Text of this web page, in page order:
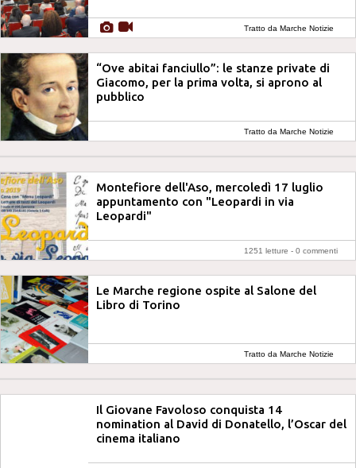
Tratto da Marche Notizie
“Ove abitai fanciullo”: le stanze private di
Giacomo, per la prima volta, si aprono al
pubblico
Tratto da Marche Notizie
Montefiore dell'Aso, mercoledì 17 luglio
appuntamento con "Leopardi in via
Leopardi"
1251 letture - 0 commenti
Le Marche regione ospite al Salone del
Libro di Torino
Tratto da Marche Notizie
Il Giovane Favoloso conquista 14
nomination al David di Donatello, l’Oscar del
cinema italiano